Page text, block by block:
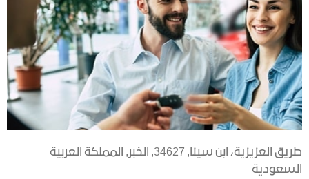
طريق العزيزية، ابن سينا,
34627
, الخبر, المملكة العربية
السعودية